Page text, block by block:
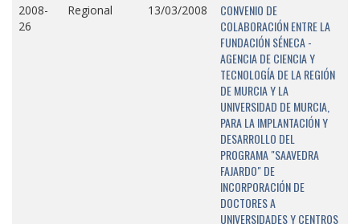
2008-
26
Regional 13/03/2008
CONVENIO DE
COLABORACIÓN ENTRE LA
FUNDACIÓN SÉNECA -
AGENCIA DE CIENCIA Y
TECNOLOGÍA DE LA REGIÓN
DE MURCIA Y LA
UNIVERSIDAD DE MURCIA,
PARA LA IMPLANTACIÓN Y
DESARROLLO DEL
PROGRAMA "SAAVEDRA
FAJARDO" DE
INCORPORACIÓN DE
DOCTORES A
UNIVERSIDADES Y CENTROS